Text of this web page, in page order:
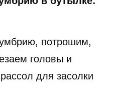
потрошим,
головы и
для засолки